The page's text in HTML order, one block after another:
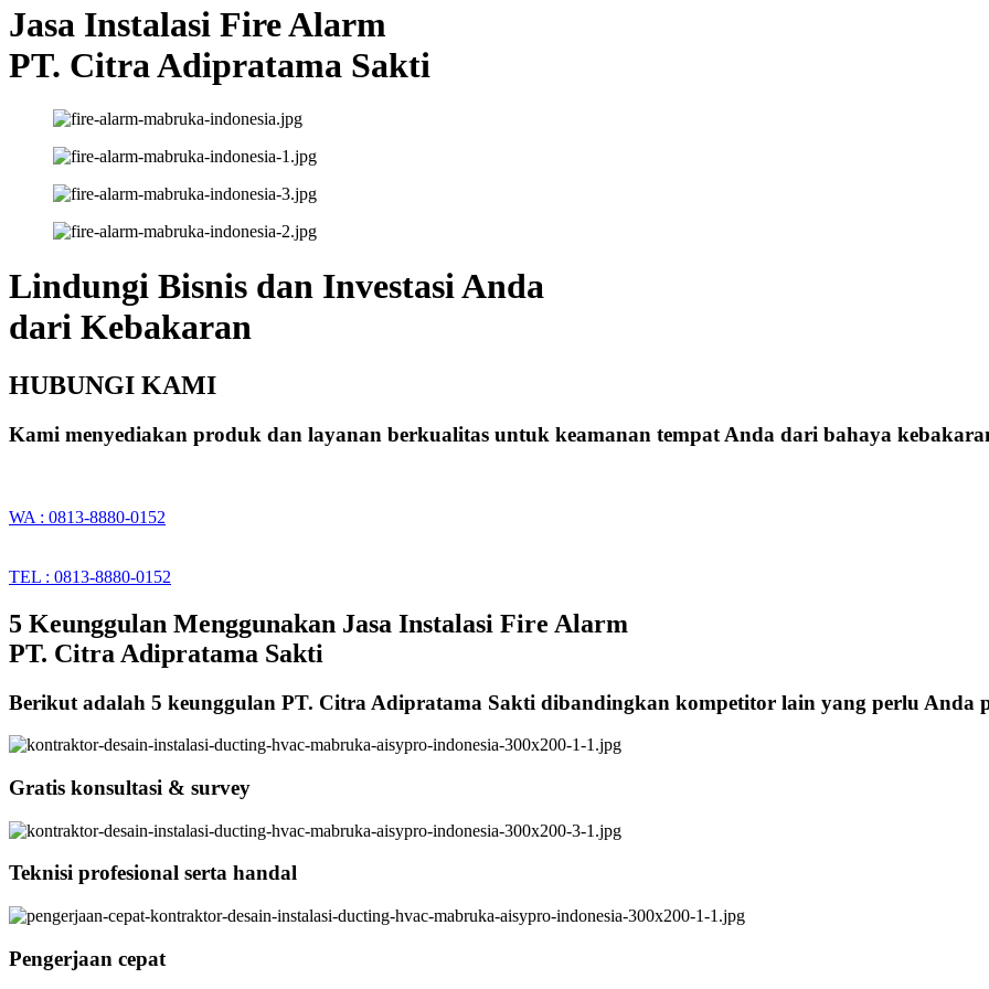
Jasa Instalasi Fire Alarm
PT. Citra Adipratama Sakti
Lindungi Bisnis dan Investasi Anda
dari Kebakaran
HUBUNGI KAMI
Kami menyediakan produk dan layanan berkualitas untuk keamanan tempat Anda dari bahaya
WA : 0813-8880-0152
TEL : 0813-8880-0152
5 Keunggulan Menggunakan Jasa Instalasi Fire Alarm
PT. Citra Adipratama Sakti
Berikut adalah 5 keunggulan PT. Citra Adipratama Sakti dibandingkan kompetitor lain yang perlu Anda
Gratis konsultasi & survey
Teknisi profesional serta handal
Pengerjaan cepat